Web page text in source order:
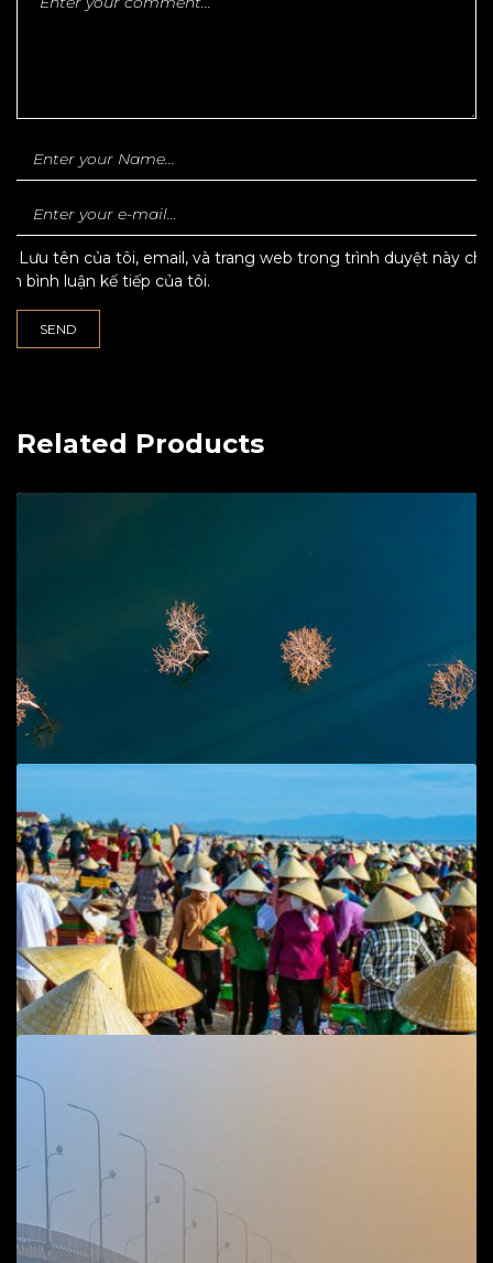
Lưu tên của tôi, email, và trang web trong trình duyệt này cho
lần bình luận kế tiếp của tôi.
Related Products
Tuyen Lam lake
Cuộc sống đời thường
$